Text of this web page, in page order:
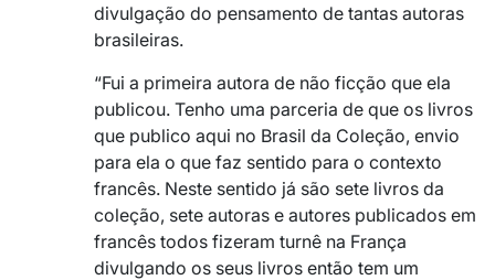
divulgação do pensamento de tantas autoras
brasileiras.
“Fui a primeira autora de não ficção que ela
publicou. Tenho uma parceria de que os livros
que publico aqui no Brasil da Coleção, envio
para ela o que faz sentido para o contexto
francês. Neste sentido já são sete livros da
coleção, sete autoras e autores publicados em
francês todos fizeram turnê na França
divulgando os seus livros então tem um